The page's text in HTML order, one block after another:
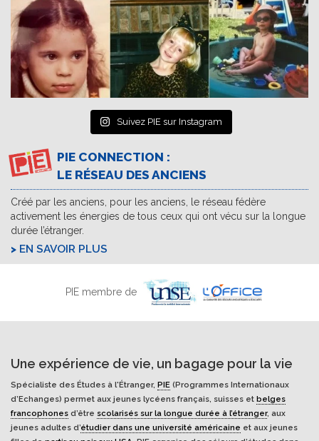
Suivez PIE sur Instagram
PIE CONNECTION :
LE RÉSEAU DES ANCIENS
Créé par les anciens, pour les anciens, le réseau fédère
activement les énergies de tous ceux qui ont vécu sur la longue
durée l’étranger.
EN SAVOIR PLUS
PIE membre de
Une expérience de vie, un bagage pour la vie
Spécialiste des Études à l'Étranger, PIE (Programmes Internationaux
d’Echanges) permet aux jeunes lycéens français, suisses et belges
francophones d’être scolarisés sur la longue durée à l’étranger, aux
jeunes adultes d’étudier dans une université américaine et aux jeunes